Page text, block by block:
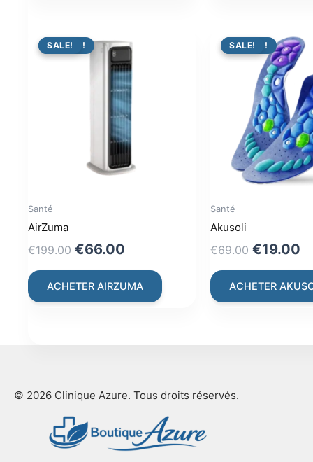
PROMO !
SALE!
Santé
AirZuma
€199.00 Original
price
was:
€199.00.
€66.00
price
is:
€66.00.
ACHETER AIRZUMA
PROMO !
SALE!
Santé
Akusoli
€69.00 Original
price
was:
€69.00.
€19.00
ACHETER
© 2026 Clinique Azure. Tous droits réservés.